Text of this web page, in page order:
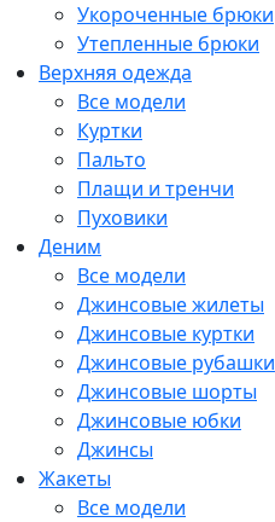
Укороченные брюки
Утепленные брюки
Верхняя одежда
Все модели
Куртки
Пальто
Плащи и тренчи
Пуховики
Деним
Все модели
Джинсовые жилеты
Джинсовые куртки
Джинсовые рубашки
Джинсовые шорты
Джинсовые юбки
Джинсы
Жакеты
Все модели